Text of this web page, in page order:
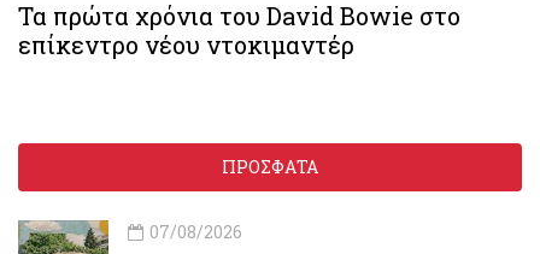
Τα πρώτα χρόνια του David Bowie στο
επίκεντρο νέου ντοκιμαντέρ
ΠΡΟΣΦΑΤΑ
07/08/2026